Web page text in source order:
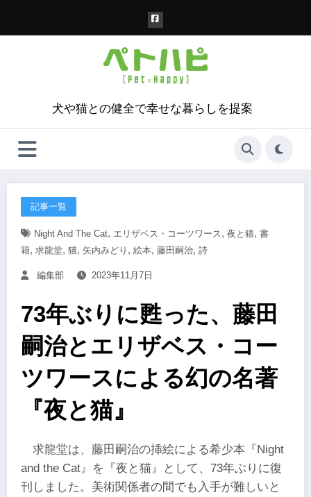
犬や猫との健全で幸せな暮らしを提案
記事一覧
Night And The Cat, エリザベス・コーツワース, 夜と猫, 書
籍, 求龍堂, 猫, 矢内みどり , 絵本, 藤田嗣治, 詩
編集部 2023年11月7日
73年ぶりに甦った、藤田
嗣治とエリザベス・コー
ツワースによる幻の名著
『夜と猫』
求龍堂は、藤田嗣治の挿絵による希少本『Night
and the Cat』を『夜と猫』として、73年ぶりに復
刊しました。美術関係者の間でも入手が難しいと